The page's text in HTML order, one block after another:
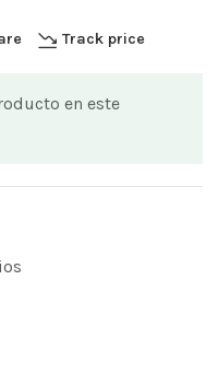
Track price
en este